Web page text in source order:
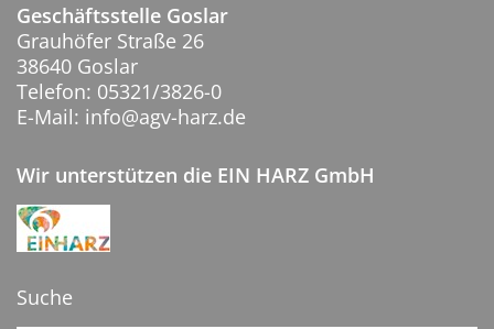
Geschäftsstelle Goslar
Grauhöfer Straße 26
38640 Goslar
Telefon: 05321/3826-0
E-Mail: info@agv-harz.de
Wir unterstützen die EIN HARZ GmbH
Suche